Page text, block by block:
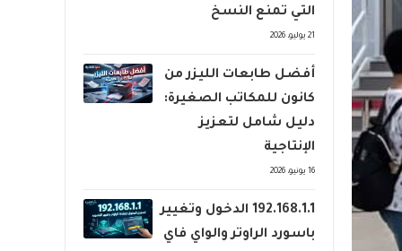
التي تمنع النسخ
21 يوليو، 2026
أفضل طابعات الليزر من
كانون للمكاتب الصغيرة:
دليل شامل لتعزيز
الإنتاجية
16 يونيو، 2026
192.168.1.1 الدخول وتغيير
باسورد الراوتر والواي فاي